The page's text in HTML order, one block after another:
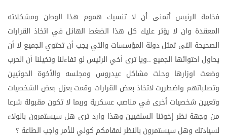
فخامة الرئيس أتمنى أن لا تنسيك هموم هذا الوطن ومشكلاته
المعقدة وان لا يؤثر عليك كل هذا الضغط الهائل في اتخاذ القرارات
الصحيحة التى تمثلدولة المؤسسات والتي يجب أن تحتوي الجميع لاأن
يحاول احتوائها الجميع ..وياترى أخي الرئيس لو تفاءلنا وتخيلنا أن الحرب
وضعت اوزارها وحلت مشاكل عيدروس ومجلسه والأخوة الحوثيين
وتصلباتهم واضطررت لاتخاذ بعض القرارات وقمت بعزل بعض الشخصيات
وتعيين شخصيات أخرى في مناصب عسكرية وربما لاتكون مقبولة شرعا
من وجهة نظر إخوتنا السلفيين وهذا وارد ترى هل سيستمرون بالولاء
لسيادتك وهل سيستمرون بالنظرلمقامكم كولي للأمرواجب الطاعة ؟